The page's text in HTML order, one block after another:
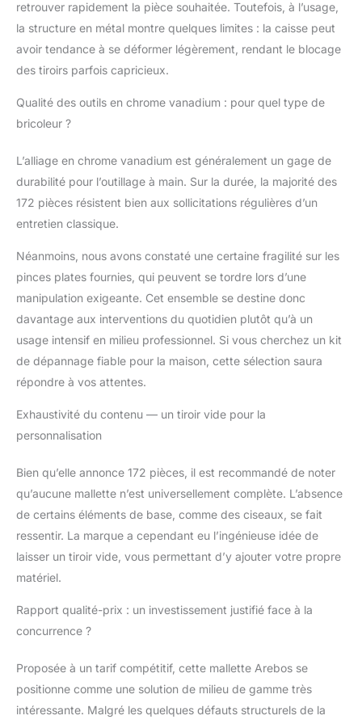
transport facile.
[Sécurisé] La fonction
outils de s'ouvrir
des roulements à billes,
ce qui permet de les
ouvrir et de les fermer
très facilement. La
empêcher tout accès
direct non autorisé.
[Set complet] Tout ce
les écrous – les
mèches, tournevis et
clés, pinces à sertir,
douille. Comprend
mesurer, des pinces et
des cliquets. [Détails
du produit] Vous
permet de ranger vos
outils de manière peu
encombrante et bien
35,3 cm. Poids : 19 kg.
retrouver rapidement la pièce souhaitée. Toutefois, à l’usage,
la structure en métal montre quelques limites : la caisse peut
avoir tendance à se déformer légèrement, rendant le blocage
des tiroirs parfois capricieux.
Qualité des outils en chrome vanadium : pour quel type de
bricoleur ?
L’alliage en chrome vanadium est généralement un gage de
durabilité pour l’outillage à main. Sur la durée, la majorité des
172 pièces résistent bien aux sollicitations régulières d’un
entretien classique.
Néanmoins, nous avons constaté une certaine fragilité sur les
pinces plates fournies, qui peuvent se tordre lors d’une
manipulation exigeante. Cet ensemble se destine donc
davantage aux interventions du quotidien plutôt qu’à un
usage intensif en milieu professionnel. Si vous cherchez un kit
de dépannage fiable pour la maison, cette sélection saura
répondre à vos attentes.
Exhaustivité du contenu — un tiroir vide pour la
personnalisation
Bien qu’elle annonce 172 pièces, il est recommandé de noter
qu’aucune mallette n’est universellement complète. L’absence
de certains éléments de base, comme des ciseaux, se fait
ressentir. La marque a cependant eu l’ingénieuse idée de
laisser un tiroir vide, vous permettant d’y ajouter votre propre
matériel.
Rapport qualité-prix : un investissement justifié face à la
concurrence ?
Proposée à un tarif compétitif, cette mallette Arebos se
positionne comme une solution de milieu de gamme très
intéressante. Malgré les quelques défauts structurels de la